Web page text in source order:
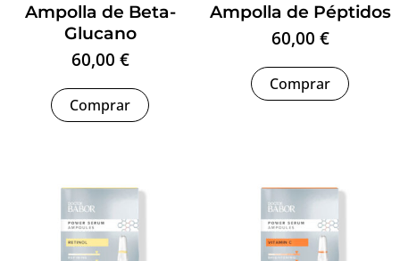
Ampolla de Beta-
Glucano
60,00 €
Comprar
Ampolla de Péptidos
60,00 €
Comprar